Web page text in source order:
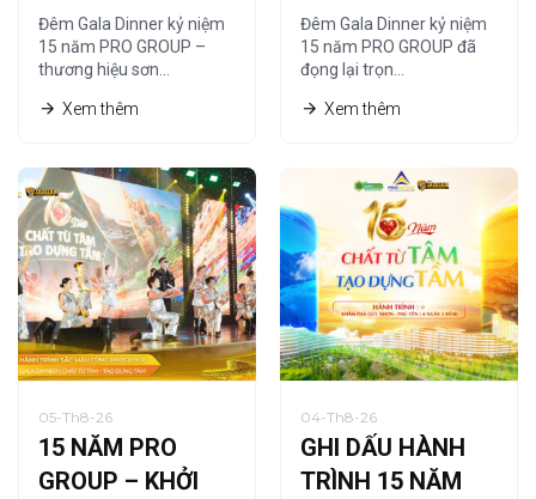
HỌA CHẤT RIÊNG
CỦA PRO GROUP
Đêm Gala Dinner kỷ niệm
15 năm PRO GROUP –
thương hiệu sơn…
Xem thêm
QUA NGHỆ
THUẬT TRANH
CÁT
Đêm Gala Dinner kỷ niệm
15 năm PRO GROUP đã
đọng lại trọn…
Xem thêm
05-Th8-26
15 NĂM PRO
GROUP – KHỞI
04-Th8-26
GHI DẤU HÀNH
TRÌNH 15 NĂM